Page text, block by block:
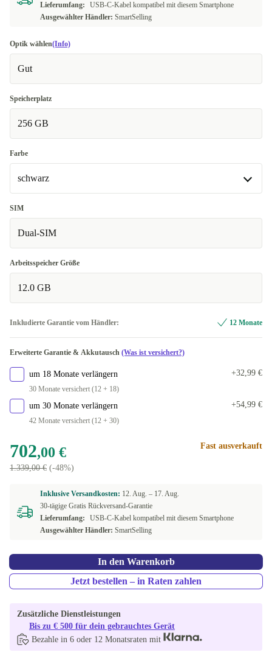
Lieferumfang:
USB-C-Kabel kompatibel mit diesem Smartphone
Ausgewählter Händler: SmartSelling
Optik wählen(Info)
Gut
Speicherplatz
256 GB
Farbe
schwarz
schwarz
grün
SIM
Dual-SIM
Arbeitsspeicher Größe
12.0 GB
Inkludierte Garantie vom Händler: 12 Monate
Erweiterte Garantie & Akkutausch (Was ist versichert?)
um 18 Monate verlängern
30 Monate versichert (12 + 18)
+32,99 €
um 30 Monate verlängern
42 Monate versichert (12 + 30)
+54,99 €
702,00 €
1.339,00 € (-48%)
Fast ausverkauft
Inklusive Versandkosten: 12. Aug. – 17. Aug.
30-tägige Gratis Rückversand-Garantie
Lieferumfang:
USB-C-Kabel kompatibel mit diesem Smartphone
Ausgewählter Händler: SmartSelling
In den Warenkorb
Jetzt bestellen – in Raten zahlen
Zusätzliche Dienstleistungen
Bis zu € 500 für dein gebrauchtes Gerät
Bezahle in 6 oder 12 Monatsraten mit